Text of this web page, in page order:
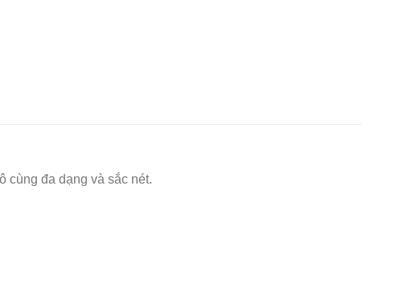
cùng đa dạng và sắc nét.